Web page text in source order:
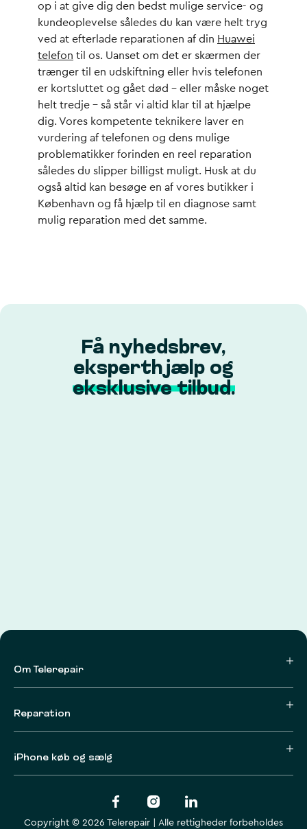
op i at give dig den bedst mulige service- og
kundeoplevelse således du kan være helt tryg
ved at efterlade reparationen af din Huawei
telefon til os. Uanset om det er skærmen der
trænger til en udskiftning eller hvis telefonen
er kortsluttet og gået død – eller måske noget
helt tredje – så står vi altid klar til at hjælpe
dig. Vores kompetente teknikere laver en
vurdering af telefonen og dens mulige
problematikker forinden en reel reparation
således du slipper billigst muligt. Husk at du
også altid kan besøge en af vores butikker i
København og få hjælp til en diagnose samt
mulig reparation med det samme.
Få nyhedsbrev,
eksperthjælp og
eksklusive tilbud.
Om Telerepair
Reparation
iPhone køb og sælg
Copyright © 2026 Telerepair | Alle rettigheder forbeholdes